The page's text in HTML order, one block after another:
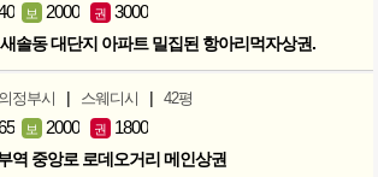
보 2000 권 3000
솔동 대단지 아파트 밀집된 항아리먹자상권.
정부시 | 스웨디시 | 42평
보 2000 권 1800
역 중앙로 로데오거리 메인상권